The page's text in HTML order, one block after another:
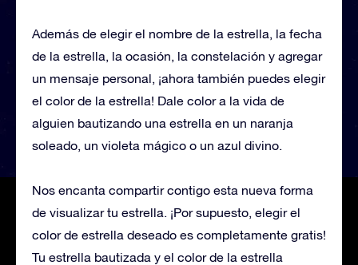
Además de elegir el nombre de la estrella, la fecha
de la estrella, la ocasión, la constelación y agregar
un mensaje personal, ¡ahora también puedes elegir
el color de la estrella! Dale color a la vida de
alguien bautizando una estrella en un naranja
soleado, un violeta mágico o un azul divino.
Nos encanta compartir contigo esta nueva forma
de visualizar tu estrella. ¡Por supuesto, elegir el
color de estrella deseado es completamente gratis!
Tu estrella bautizada y el color de la estrella